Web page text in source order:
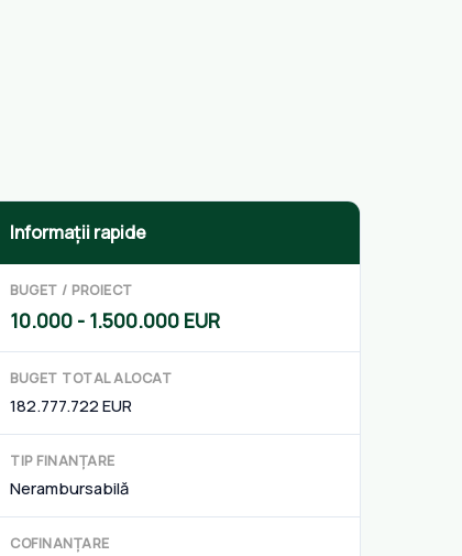
Informații rapide
BUGET / PROIECT
10.000 - 1.500.000 EUR
BUGET TOTAL ALOCAT
182.777.722 EUR
TIP FINANȚARE
Nerambursabilă
COFINANȚARE